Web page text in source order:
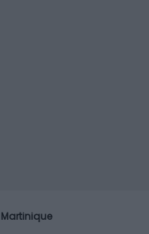
Martinique